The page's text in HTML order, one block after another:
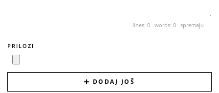
lines: 0 words: 0 spremaju
PRILOZI
DODAJ JOŠ